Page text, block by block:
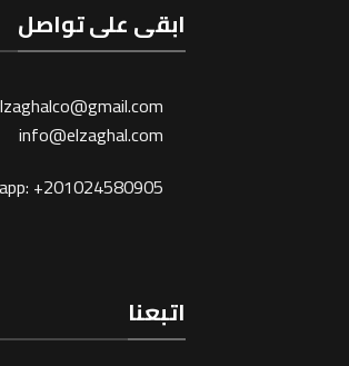
ابقى على تواصل
info@elzaghal.com
+201024580905
اتبعنا